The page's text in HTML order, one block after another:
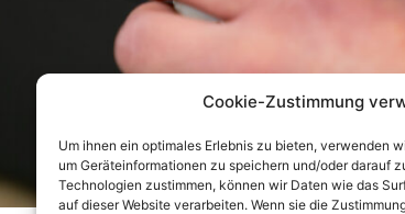
Cookie-Zustimmung
Um ihnen ein optimales Erlebnis zu bieten, verwenden
um Geräteinformationen zu speichern und/oder darauf
Technologien zustimmen, können wir Daten wie das
auf dieser Website verarbeiten. Wenn sie die